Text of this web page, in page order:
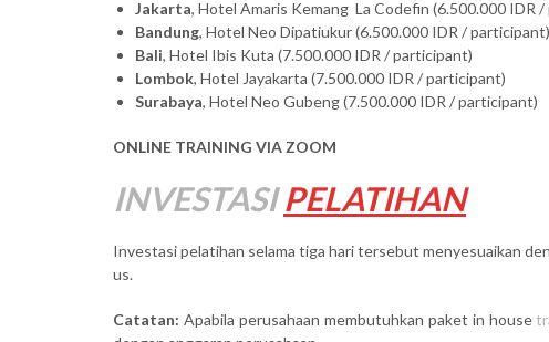
Jakarta, Hotel Amaris Kemang La Codefin (6.500.000 IDR
Bandung, Hotel Neo Dipatiukur (6.500.000 IDR / participant)
Bali, Hotel Ibis Kuta (7.500.000 IDR / participant)
Lombok, Hotel Jayakarta (7.500.000 IDR / participant)
Surabaya, Hotel Neo Gubeng (7.500.000 IDR / participant)
ONLINE TRAINING VIA ZOOM
INVESTASI PELATIHAN
Investasi pelatihan selama tiga hari tersebut menyesuaikan
us.
Catatan: Apabila perusahaan membutuhkan paket in house